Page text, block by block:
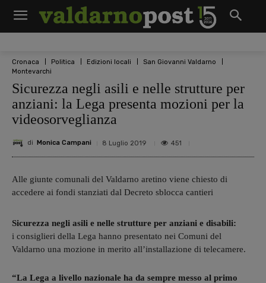
Cronaca Politica Edizioni locali
San Giovanni Valdarno
Montevarchi
Sicurezza negli asili e nelle strutture per
anziani: la Lega presenta mozioni per la
videosorveglianza
di Monica Campani 8 Luglio 2019 451
Alle giunte comunali del Valdarno aretino viene chiesto di
accedere ai fondi stanziati dal Decreto sblocca cantieri
Sicurezza negli asili e nelle strutture per anziani e disabili:
i consiglieri della Lega hanno presentato nei Comuni del
Valdarno una mozione in merito all’installazione di telecamere.
“La Lega a livello nazionale ha da sempre messo al primo